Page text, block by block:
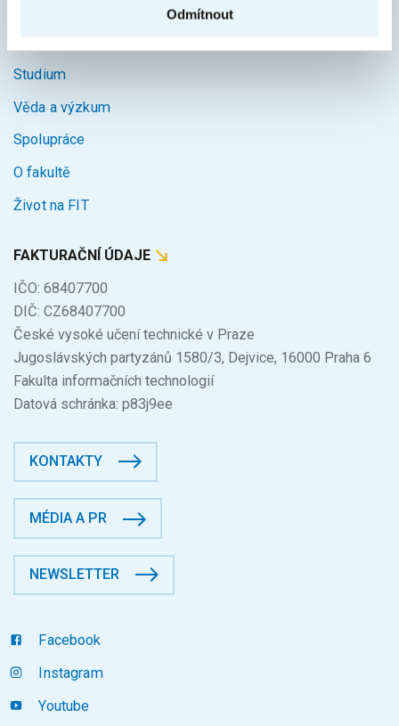
Odmítnout
Studium
Věda a výzkum
Spolupráce
O fakultě
Život na FIT
FAKTURAČNÍ ÚDAJE
IČO: 68407700
DIČ: CZ68407700
České vysoké učení technické v Praze
Jugoslávských partyzánů 1580/3, Dejvice, 16000 Praha 6
Fakulta informačních technologií
Datová schránka: p83j9ee
KONTAKTY
MÉDIA A PR
NEWSLETTER
Facebook
Instagram
Youtube